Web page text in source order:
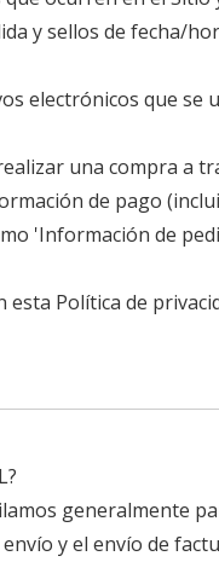
y sellos de fecha/
electrónicos que
una compra a
de pago
'Información de
Política de
generalmente
y el envío de